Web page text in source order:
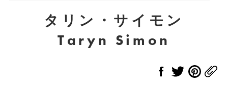
タリン・サイモン
Taryn Simon